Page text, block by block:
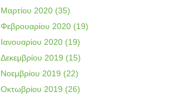
Μαρτίου 2020 (35)
Φεβρουαρίου 2020 (19)
Ιανουαρίου 2020 (19)
Δεκεμβρίου 2019 (15)
Νοεμβρίου 2019 (22)
Οκτωβρίου 2019 (26)